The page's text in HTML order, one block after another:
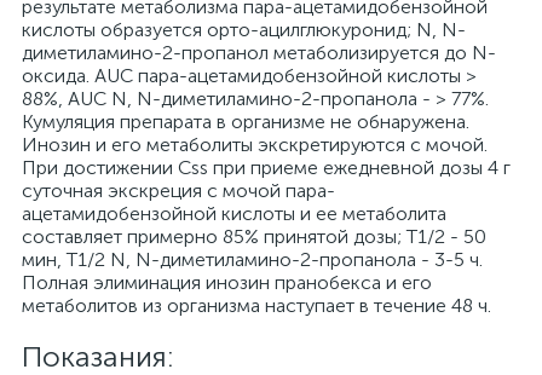
результате метаболизма пара-ацетамидобензойной
кислоты образуется орто-ацилглюкуронид; N, N-
диметиламино-2-пропанол метаболизируется до N-
оксида. AUC пара-ацетамидобензойной кислоты >
88%, AUC N, N-диметиламино-2-пропанола - > 77%.
Кумуляция препарата в организме не обнаружена.
Инозин и его метаболиты экскретируются с мочой.
При достижении Css при приеме ежедневной дозы 4 г
суточная экскреция с мочой пара-
ацетамидобензойной кислоты и ее метаболита
составляет примерно 85% принятой дозы; T1/2 - 50
мин, T1/2 N, N-диметиламино-2-пропанола - 3-5 ч.
Полная элиминация инозин пранобекса и его
метаболитов из организма наступает в течение 48 ч.
Показания: